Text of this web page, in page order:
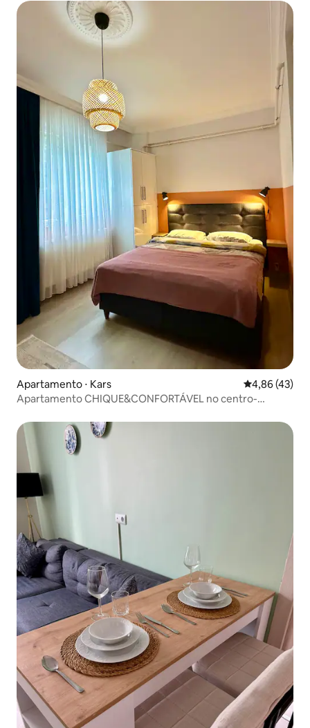
Apartamento ⋅ Kars 4,86 de uma
4,86 (43)
Apartamento CHIQUE&CONFORTÁVEL no centro-